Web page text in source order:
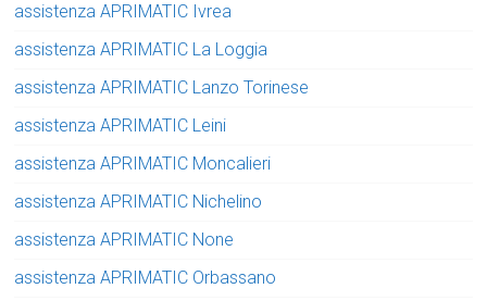
assistenza APRIMATIC Ivrea
assistenza APRIMATIC La Loggia
assistenza APRIMATIC Lanzo Torinese
assistenza APRIMATIC Leini
assistenza APRIMATIC Moncalieri
assistenza APRIMATIC Nichelino
assistenza APRIMATIC None
assistenza APRIMATIC Orbassano